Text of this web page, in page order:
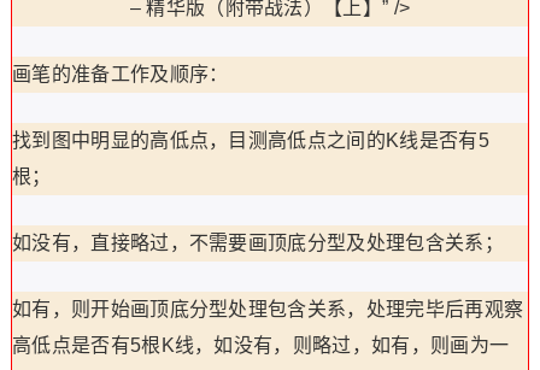
–精华版（附带战法）【上】” />
画笔的准备工作及顺序：
找到图中明显的高低点，目测高低点之间的K线是否有5
根；
如没有，直接略过，不需要画顶底分型及处理包含关系；
如有，则开始画顶底分型处理包含关系，处理完毕后再观察
高低点是否有5根K线，如没有，则略过，如有，则画为一